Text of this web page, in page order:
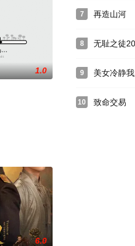
被帝王父皇尽数听去。六宫伪龙
1.0
6.0
7 再造山河
8 无耻之徒
9 美女冷静
10 致命交易